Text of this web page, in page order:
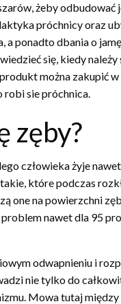
żeby odbudować
próchnicy oraz
ponadto dbania o
się, kiedy
można zakupić
robi sie próchnica.
zęby?
człowieka żyje
które podczas
one na powierzchni
nawet dla 95
odwapnieniu i
nie tylko do
Mowa tutaj